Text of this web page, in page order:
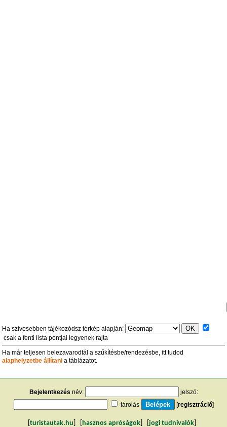
Ha szívesebben tájékozódsz térkép alapján:
csak a fenti lista pontjai legyenek rajta
Ha már teljesen belezavarodtál a szűkítésbe/rendezésbe, itt tudod
alaphelyzetbe állítani a táblázatot.
Bejelentkezés név:
jelszó:
tárolás
[regisztráció]
turistautak.hu hasznos apróságok jogi tudnivalók